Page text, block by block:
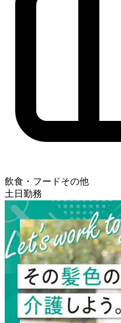
飲食・フードその他
土日勤務